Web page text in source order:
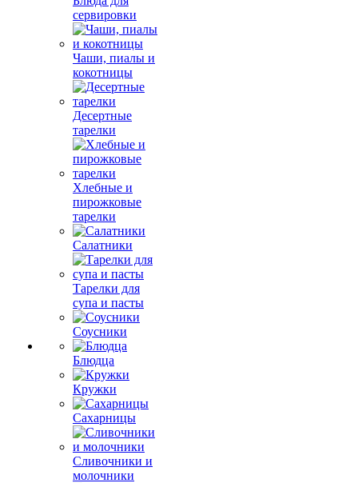
сервировки
Чаши, пиалы и
кокотницы
Десертные
тарелки
Хлебные и
пирожковые
тарелки
Салатники
Тарелки для
супа и пасты
Соусники
Блюдца
Кружки
Сахарницы
Сливочники и
молочники